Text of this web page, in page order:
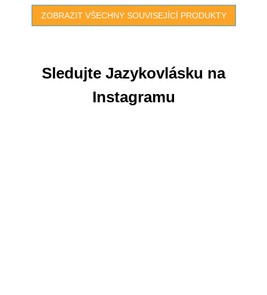
ZOBRAZIT VŠECHNY SOUVISEJÍCÍ PRODUKTY
Sledujte Jazykovlásku na
Instagramu